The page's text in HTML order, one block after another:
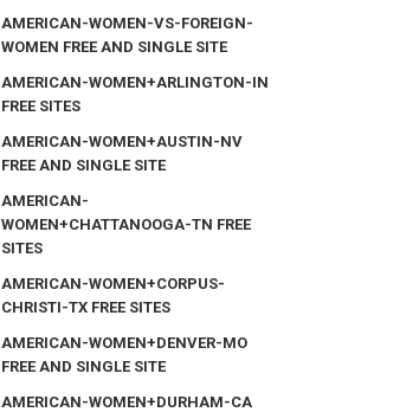
AMERICAN-WOMEN-VS-FOREIGN-
WOMEN FREE AND SINGLE SITE
AMERICAN-WOMEN+ARLINGTON-IN
FREE SITES
AMERICAN-WOMEN+AUSTIN-NV
FREE AND SINGLE SITE
AMERICAN-
WOMEN+CHATTANOOGA-TN FREE
SITES
AMERICAN-WOMEN+CORPUS-
CHRISTI-TX FREE SITES
AMERICAN-WOMEN+DENVER-MO
FREE AND SINGLE SITE
AMERICAN-WOMEN+DURHAM-CA